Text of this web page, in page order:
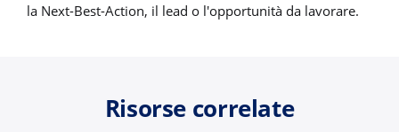
la Next-Best-Action, il lead o l'opportunità da lavorare.
Risorse correlate